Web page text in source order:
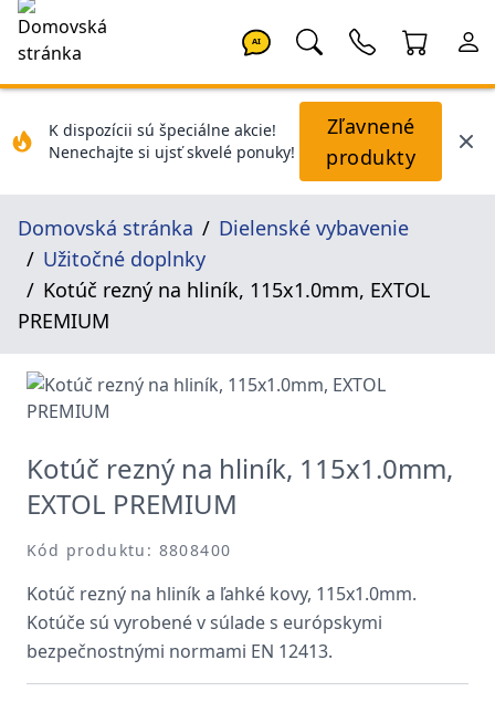
AI
K dispozícii sú špeciálne akcie!
Nenechajte si ujsť skvelé ponuky!
Zľavnené
produkty
Domovská stránka
Dielenské vybavenie
Užitočné doplnky
Kotúč rezný na hliník, 115x1.0mm, EXTOL
PREMIUM
Kotúč rezný na hliník, 115x1.0mm,
EXTOL PREMIUM
Kód produktu: 8808400
Kotúč rezný na hliník a ľahké kovy, 115x1.0mm.
Kotúče sú vyrobené v súlade s európskymi
bezpečnostnými normami EN 12413.